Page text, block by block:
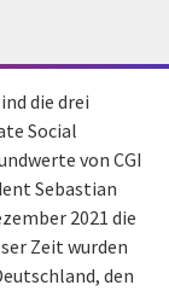
die drei
Social
von CGI
Sebastian
2021 die
Zeit wurden
den